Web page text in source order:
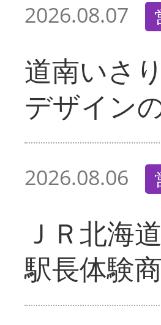
2026.08.07
道南いさ
デザイン
2026.08.06
ＪＲ北海
駅長体験